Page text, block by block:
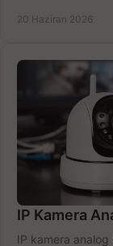
20 Haziran 2026
IP Kamera
IP kamera analog